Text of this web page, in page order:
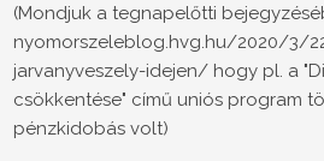
(Mondjuk a tegnapelőtti
nyomorszeleblog.hvg.hu/2020/3/
jarvanyveszely-idejen/ hogy pl. a
csökkentése" című uniós program
pénzkidobás volt)